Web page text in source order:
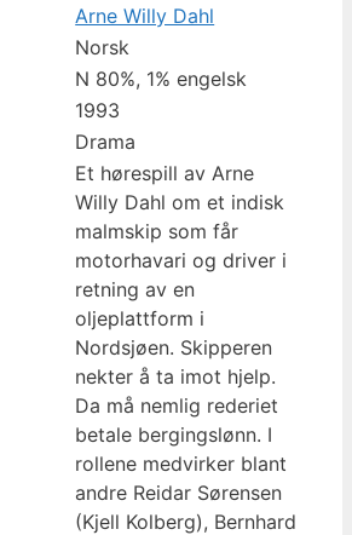
Arne Willy Dahl
Norsk
N 80%, 1% engelsk
1993
Drama
Et hørespill av Arne
Willy Dahl om et indisk
malmskip som får
motorhavari og driver i
retning av en
oljeplattform i
Nordsjøen. Skipperen
nekter å ta imot hjelp.
Da må nemlig rederiet
betale bergingslønn. I
rollene medvirker blant
andre Reidar Sørensen
(Kjell Kolberg), Bernhard